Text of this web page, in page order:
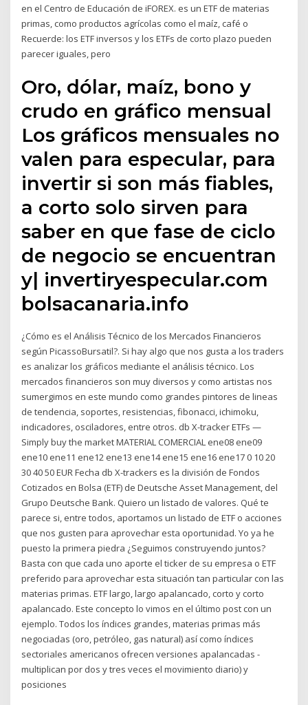
en el Centro de Educación de iFOREX. es un ETF de materias
primas, como productos agrícolas como el maíz, café o
Recuerde: los ETF inversos y los ETFs de corto plazo pueden
parecer iguales, pero
Oro, dólar, maíz, bono y
crudo en gráfico mensual
Los gráficos mensuales no
valen para especular, para
invertir si son más fiables,
a corto solo sirven para
saber en que fase de ciclo
de negocio se encuentran
y| invertiryespecular.com
bolsacanaria.info
¿Cómo es el Análisis Técnico de los Mercados Financieros
según PicassoBursatil?. Si hay algo que nos gusta a los traders
es analizar los gráficos mediante el análisis técnico. Los
mercados financieros son muy diversos y como artistas nos
sumergimos en este mundo como grandes pintores de lineas
de tendencia, soportes, resistencias, fibonacci, ichimoku,
indicadores, osciladores, entre otros. db X-tracker ETFs —
Simply buy the market MATERIAL COMERCIAL ene08 ene09
ene10 ene11 ene12 ene13 ene14 ene15 ene16 ene17 0 10 20
30 40 50 EUR Fecha db X-trackers es la división de Fondos
Cotizados en Bolsa (ETF) de Deutsche Asset Management, del
Grupo Deutsche Bank. Quiero un listado de valores. Qué te
parece si, entre todos, aportamos un listado de ETF o acciones
que nos gusten para aprovechar esta oportunidad. Yo ya he
puesto la primera piedra ¿Seguimos construyendo juntos?
Basta con que cada uno aporte el ticker de su empresa o ETF
preferido para aprovechar esta situación tan particular con las
materias primas. ETF largo, largo apalancado, corto y corto
apalancado. Este concepto lo vimos en el último post con un
ejemplo. Todos los índices grandes, materias primas más
negociadas (oro, petróleo, gas natural) así como índices
sectoriales americanos ofrecen versiones apalancadas -
multiplican por dos y tres veces el movimiento diario) y
posiciones